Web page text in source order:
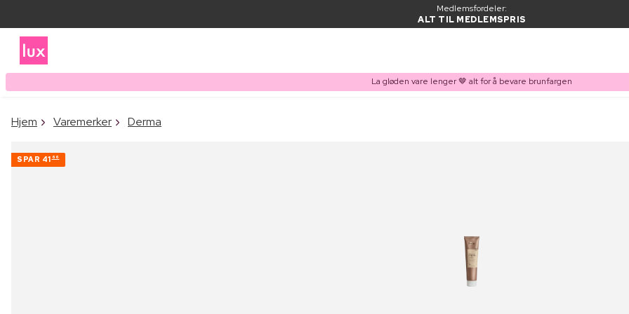
Medlemsfordeler:
ALT TIL MEDLEMSPRIS
La gløden vare lenger 🤎 alt for å bevare brunfargen
Hjem Varemerker Derma
SPAR 41 66